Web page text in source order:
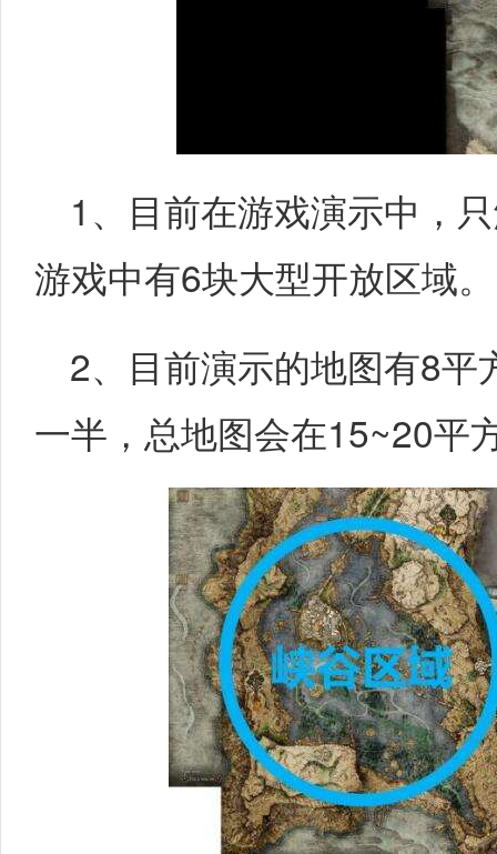
1、目前在游戏演示中，
游戏中有6块大型开放区域。
2、目前演示的地图有8
一半，总地图会在15~20平